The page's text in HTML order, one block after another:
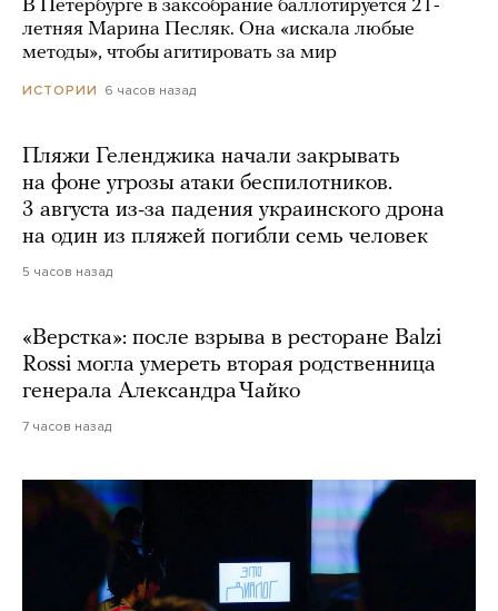
В Петербурге в заксобрание баллотируется 21-
летняя Марина Песляк. Она «искала любые
методы», чтобы агитировать за мир
ИСТОРИИ 6 часов назад
Пляжи Геленджика начали закрывать
на фоне угрозы атаки беспилотников.
3 августа из-за падения украинского дрона
на один из пляжей погибли семь человек
5 часов назад
«Верстка»: после взрыва в ресторане Balzi
Rossi могла умереть вторая родственница
генерала Александра Чайко
7 часов назад